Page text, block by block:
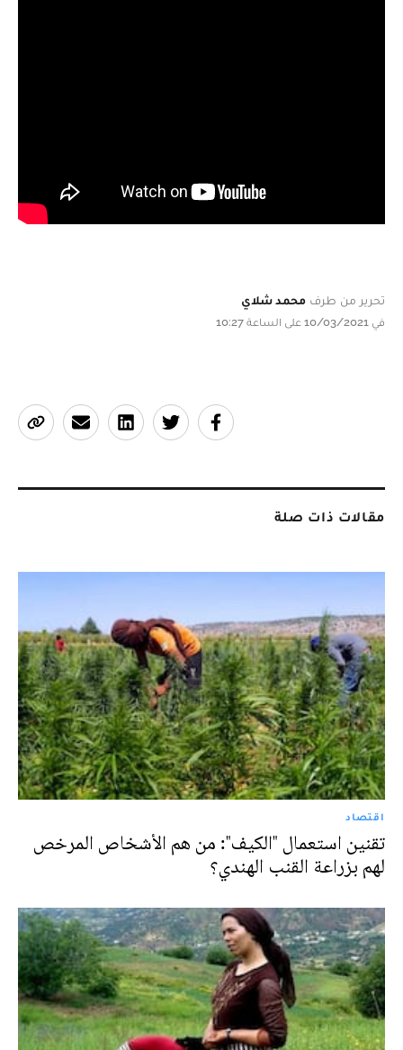
تحرير من طرف محمد شلاي
في 10/03/2021 على الساعة 10:27
مقالات ذات صلة
اقتصاد
تقنين استعمال "الكيف": من هم الأشخاص المرخص
لهم بزراعة القنب الهندي؟